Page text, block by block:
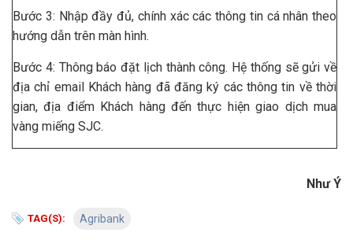
Bước 3: Nhập đầy đủ, chính xác các thông tin cá nhân theo
hướng dẫn trên màn hình.
Bước 4: Thông báo đặt lịch thành công. Hệ thống sẽ gửi về
địa chỉ email Khách hàng đã đăng ký các thông tin về thời
gian, địa điểm Khách hàng đến thực hiện giao dịch mua
vàng miếng SJC.
Như Ý
TAG(S): Agribank